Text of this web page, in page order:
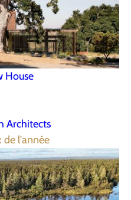
House
Architects
de l'année